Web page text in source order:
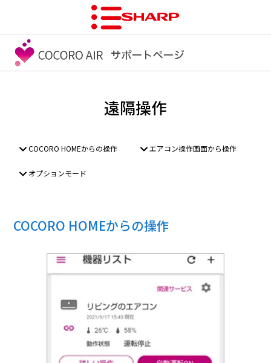
遠隔操作
COCORO HOMEからの操作 エアコン操作画面から操作
オプションモード
COCORO HOMEからの操作